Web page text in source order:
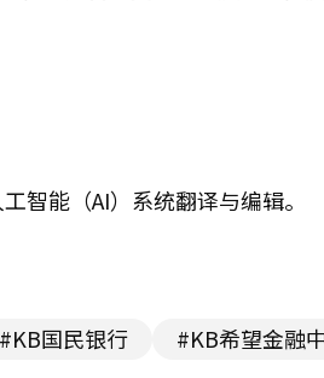
智能（AI）系统翻译与编辑。
#KB国民银行 #KB希望金融